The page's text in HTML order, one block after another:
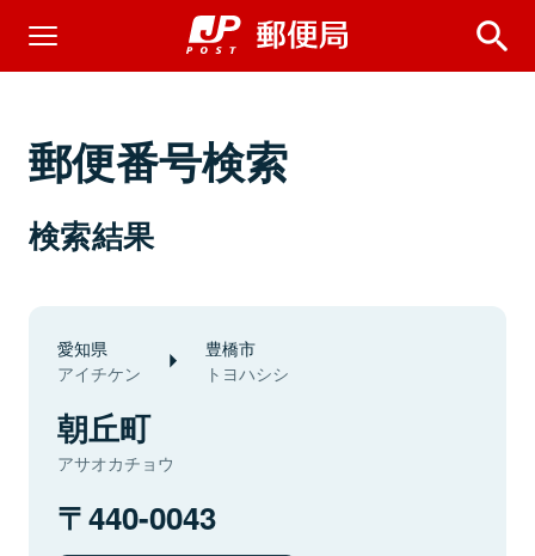
郵便番号検索
検索結果
愛知県
アイチケン
豊橋市
トヨハシシ
朝丘町
アサオカチョウ
440-0043